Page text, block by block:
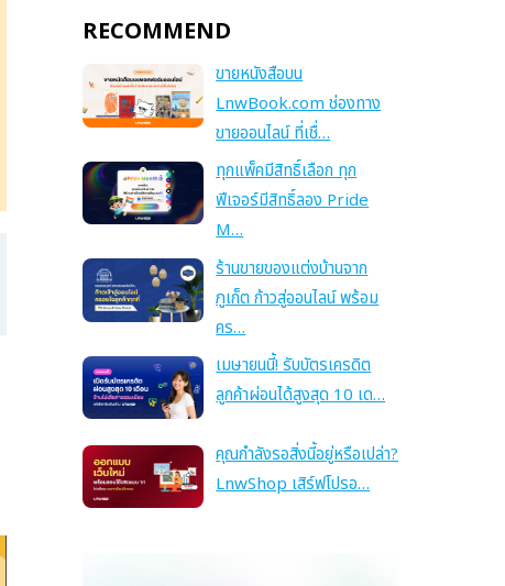
RECOMMEND
ขายหนังสือบน
LnwBook.com ช่องทาง
ขายออนไลน์ ที่เชื่…
ทุกแพ็คมีสิทธิ์เลือก ทุก
ฟีเจอร์มีสิทธิ์ลอง Pride
M…
ร้านขายของแต่งบ้านจาก
ภูเก็ต ก้าวสู่ออนไลน์ พร้อม
คร…
เมษายนนี้! รับบัตรเครดิต
ลูกค้าผ่อนได้สูงสุด 10 เด…
คุณกำลังรอสิ่งนี้อยู่หรือเปล่า?
LnwShop เสิร์ฟโปรอ…